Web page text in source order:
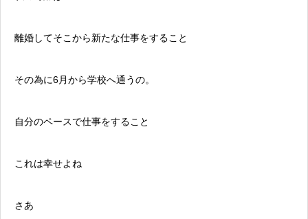
離婚してそこから新たな仕事をすること
その為に6月から学校へ通うの。
自分のペースで仕事をすること
これは幸せよね
さあ